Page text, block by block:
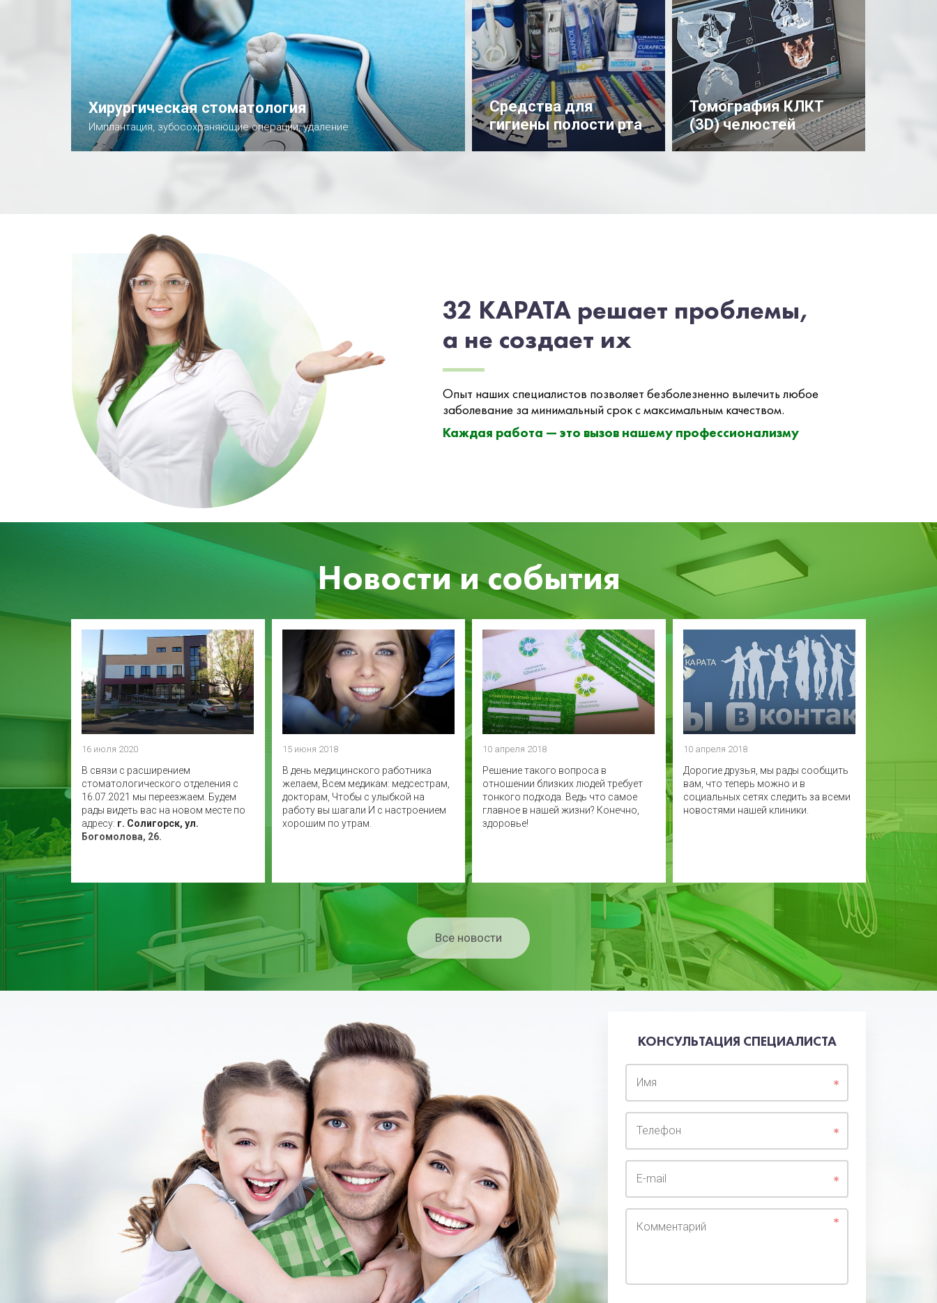
Хирургическая стоматология
Имплантация, зубосохраняющие операции, удаление
Средства для
гигиены полости рта
Томография КЛКТ
(3D) челюстей
32 КАРАТА решает проблемы,
а не создает их
Опыт наших специалистов позволяет безболезненно вылечить любое
заболевание за минимальный срок с максимальным качеством.
Каждая работа — это вызов нашему профессионализму
Новости и события
16 июля 2020
В связи с расширением
стоматологического отделения с
16.07.2021 мы переезжаем. Будем
рады видеть вас на новом месте по
адресу: г. Солигорск, ул.
Богомолова, 26.
15 июня 2018
В день медицинского работника
желаем, Всем медикам: медсестрам,
докторам, Чтобы с улыбкой на
работу вы шагали И с настроением
хорошим по утрам.
10 апреля 2018
Решение такого вопроса в
отношении близких людей требует
тонкого подхода. Ведь что самое
главное в нашей жизни? Конечно,
здоровье!
10 апреля 2018
Дорогие друзья, мы рады сообщить
вам, что теперь можно и в
социальных сетях следить за всеми
новостями нашей клиники.
Все новости
КОНСУЛЬТАЦИЯ СПЕЦИАЛИСТА
Имя
Телефон
E-mail
Комментарий